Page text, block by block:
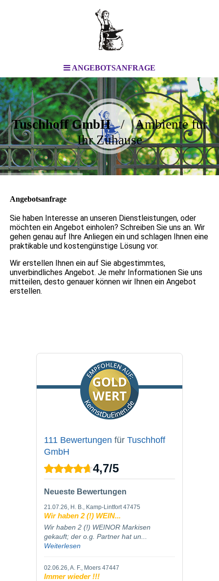
ANGEBOTSANFRAGE
Tuschhoff GmbH/ Ambiente für
Ihr Zuhause
Angebotsanfrage
Sie haben Interesse an unseren Dienstleistungen, oder
möchten ein Angebot einholen? Schreiben Sie uns an. Wir
gehen genau auf Ihre Anliegen ein und schlagen Ihnen eine
praktikable und kostengünstige Lösung vor.
Wir erstellen Ihnen ein auf Sie abgestimmtes,
unverbindliches Angebot. Je mehr Informationen Sie uns
mitteilen, desto genauer können wir Ihnen ein Angebot
erstellen.